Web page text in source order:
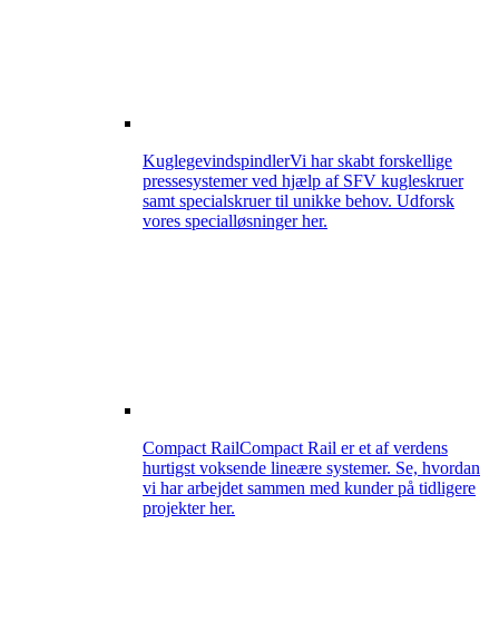
KuglegevindspindlerVi har skabt forskellige
pressesystemer ved hjælp af SFV kugleskruer
samt specialskruer til unikke behov. Udforsk
vores specialløsninger her.
Compact RailCompact Rail er et af verdens
hurtigst voksende lineære systemer. Se, hvordan
vi har arbejdet sammen med kunder på tidligere
projekter her.